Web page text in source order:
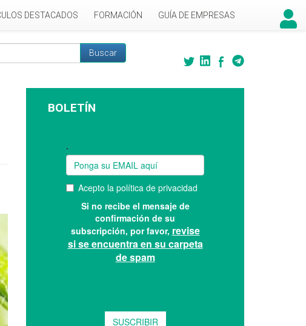
DESTACADOS FORMACIÓN GUÍA DE EMPRESAS
búsqueda
Buscar
BOLETÍN